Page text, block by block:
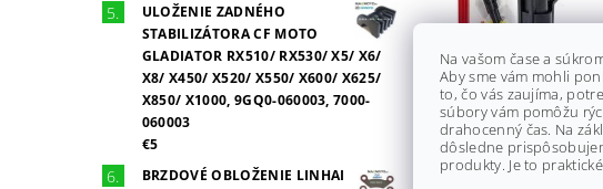
ULOŽENIE ZADNÉHO
STABILIZÁTORA CF MOTO
GLADIATOR RX510/ RX530/ X5/ X6/
X8/ X450/ X520/ X550/ X600/ X625/
X850/ X1000, 9GQ0-060003, 7000-
060003
€5
BRZDOVÉ OBLOŽENIE LINHAI
Na vašom čase a
Aby sme vám mohli
to, čo vás zaujíma,
súbory vám pomôžu
drahocenný čas. Na
dôsledne
produkty. Je to